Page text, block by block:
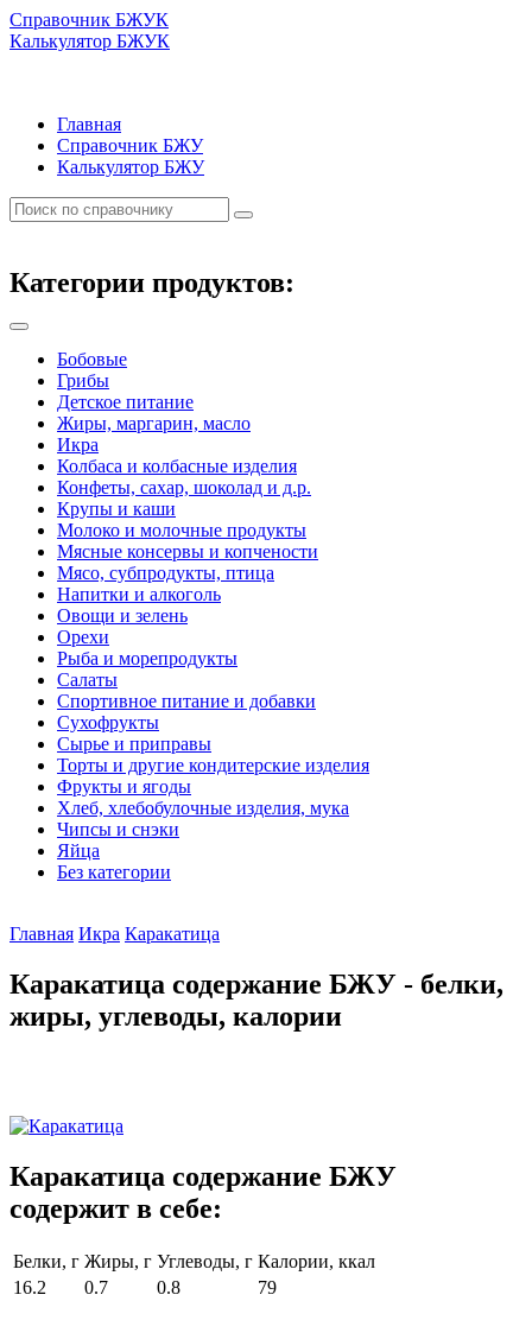
Справочник БЖУК
Калькулятор БЖУК
Главная
Справочник БЖУ
Калькулятор БЖУ
Категории продуктов:
Бобовые
Грибы
Детское питание
Жиры, маргарин, масло
Икра
Колбаса и колбасные изделия
Конфеты, сахар, шоколад и д.р.
Крупы и каши
Молоко и молочные продукты
Мясные консервы и копчености
Мясо, субпродукты, птица
Напитки и алкоголь
Овощи и зелень
Орехи
Рыба и морепродукты
Салаты
Спортивное питание и добавки
Сухофрукты
Сырье и приправы
Торты и другие кондитерские изделия
Фрукты и ягоды
Хлеб, хлебобулочные изделия, мука
Чипсы и снэки
Яйца
Без категории
Главная Икра Каракатица
Каракатица содержание БЖУ - белки,
жиры, углеводы, калории
Каракатица содержание БЖУ
содержит в себе:
Белки, г Жиры, г Углеводы, г Калории, ккал
16.2
0.7 0.8 79